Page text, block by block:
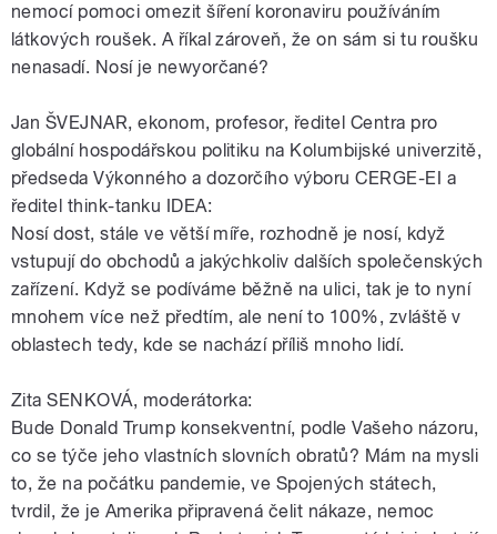
nemocí pomoci omezit šíření koronaviru používáním
látkových roušek. A říkal zároveň, že on sám si tu roušku
nenasadí. Nosí je newyorčané?
Jan ŠVEJNAR, ekonom, profesor, ředitel Centra pro
globální hospodářskou politiku na Kolumbijské univerzitě,
předseda Výkonného a dozorčího výboru CERGE-EI a
ředitel think-tanku IDEA:
Nosí dost, stále ve větší míře, rozhodně je nosí, když
vstupují do obchodů a jakýchkoliv dalších společenských
zařízení. Když se podíváme běžně na ulici, tak je to nyní
mnohem více než předtím, ale není to 100%, zvláště v
oblastech tedy, kde se nachází příliš mnoho lidí.
Zita SENKOVÁ, moderátorka:
Bude Donald Trump konsekventní, podle Vašeho názoru,
co se týče jeho vlastních slovních obratů? Mám na mysli
to, že na počátku pandemie, ve Spojených státech,
tvrdil, že je Amerika připravená čelit nákaze, nemoc